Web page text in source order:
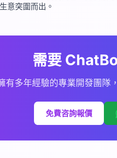
意突圍而出。
需要
有多年經驗的專業開發團隊
免費咨詢報價